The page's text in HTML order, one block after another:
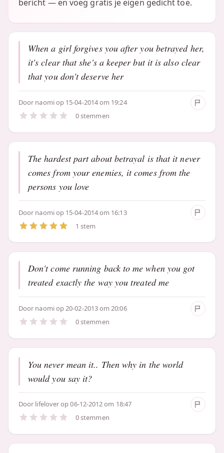
bericht — en voeg gratis je eigen gedicht toe.
When a girl forgives you after you betrayed her,
it's clear that she's a keeper but it is also clear
that you don't deserve her
Door naomiop 15-04-2014 om 19:24
0 stemmen
The hardest part about betrayal is that it never
comes from your enemies, it comes from the
persons you love
Door naomiop 15-04-2014 om 16:13
1 stem
Don't come running back to me when you got
treated exactly the way you treated me
Door naomiop 20-02-2013 om 20:06
0 stemmen
You never mean it.. Then why in the world
would you say it?
Door lifeloverop 06-12-2012 om 18:47
0 stemmen